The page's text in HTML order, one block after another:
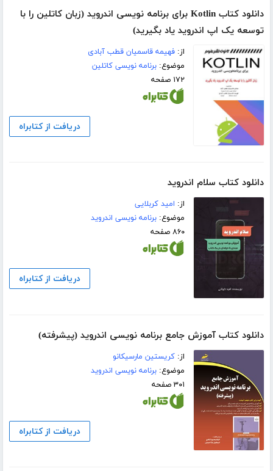
دانلود کتاب Kotlin برای برنامه نویسی اندروید (زبان کاتلین را با
توسعه یک اپ اندروید یاد بگیرید)
از:فهیمه قاسمیان قطب آبادی
موضوع:برنامه نویسی کاتلین
۱۷۲ صفحه
دریافت از کتابراه
دانلود کتاب سلام اندروید
از: امید کربلایی
موضوع:برنامه نویسی اندروید
۸۶۰ صفحه
دریافت از کتابراه
دانلود کتاب آموزش جامع برنامه نویسی اندروید (پیشرفته)
از:کریستین مارسیکانو
موضوع:برنامه نویسی اندروید
۳۰۱ صفحه
دریافت از کتابراه